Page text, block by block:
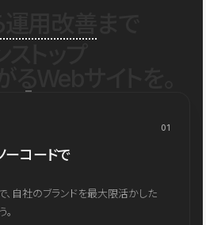
01
ーコードで
自社のブランドを最大限活かした